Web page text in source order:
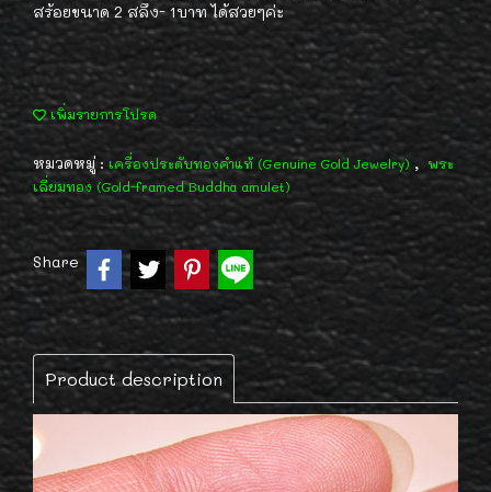
สร้อยขนาด 2 สลึง- 1บาท ได้สวยๆค่ะ
เพิ่มรายการโปรด
หมวดหมู่ : เครื่องประดับทองคำแท้ (Genuine Gold Jewelry) , พระ
เลี่ยมทอง (Gold-framed Buddha amulet)
Share
Product description